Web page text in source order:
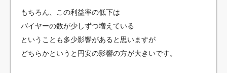
もちろん、この利益率の低下は
バイヤーの数が少しずつ増えている
ということも多少影響があると思いますが
どちらかというと円安の影響の方が大きいです。